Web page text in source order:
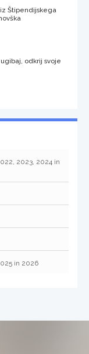
Štipendijskega
odkrij svoje
2023, 2024 in
in 2026